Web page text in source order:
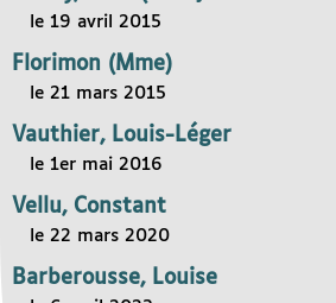
le 19 avril 2015
Florimon (Mme)
le 21 mars 2015
Vauthier, Louis-Léger
le 1er mai 2016
Vellu, Constant
le 22 mars 2020
Barberousse, Louise